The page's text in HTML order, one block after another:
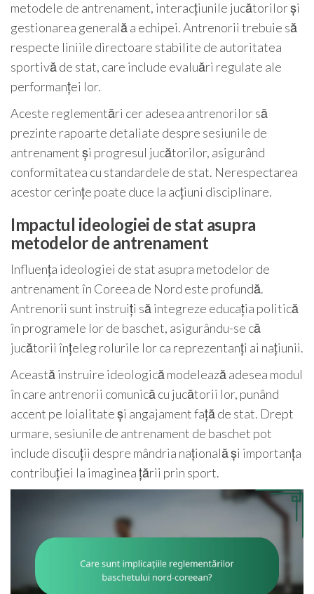
metodele de antrenament, interacțiunile jucătorilor și
gestionarea generală a echipei. Antrenorii trebuie să
respecte liniile directoare stabilite de autoritatea
sportivă de stat, care include evaluări regulate ale
performanței lor.
Aceste reglementări cer adesea antrenorilor să
prezinte rapoarte detaliate despre sesiunile de
antrenament și progresul jucătorilor, asigurând
conformitatea cu standardele de stat. Nerespectarea
acestor cerințe poate duce la acțiuni disciplinare.
Impactul ideologiei de stat asupra
metodelor de antrenament
Influența ideologiei de stat asupra metodelor de
antrenament în Coreea de Nord este profundă.
Antrenorii sunt instruiți să integreze educația politică
în programele lor de baschet, asigurându-se că
jucătorii înțeleg rolurile lor ca reprezentanți ai națiunii.
Această instruire ideologică modelează adesea modul
în care antrenorii comunică cu jucătorii lor, punând
accent pe loialitate și angajament față de stat. Drept
urmare, sesiunile de antrenament de baschet pot
include discuții despre mândria națională și importanța
contribuției la imaginea țării prin sport.